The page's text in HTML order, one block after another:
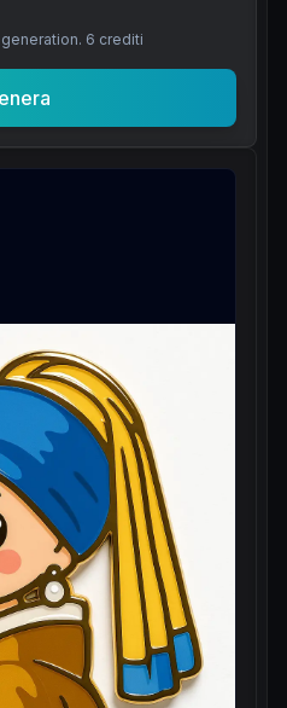
6 crediti